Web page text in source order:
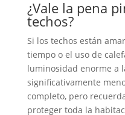
¿Vale la pena
techos?
Si los techos están
tiempo o el uso de
luminosidad enorme a
significativamente
completo, pero
proteger toda la